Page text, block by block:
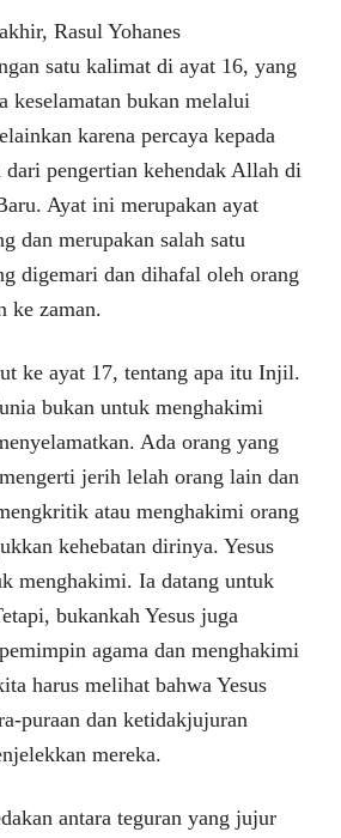
Rasul Yohanes
satu kalimat di ayat 16, yang
keselamatan bukan melalui
karena percaya kepada
pengertian kehendak Allah di
Ayat ini merupakan ayat
dan merupakan salah satu
digemari dan dihafal oleh orang
ke zaman.
ke ayat 17, tentang apa itu Injil.
bukan untuk menghakimi
Ada orang yang
jerih lelah orang lain dan
atau menghakimi orang
kehebatan dirinya. Yesus
menghakimi. Ia datang untuk
bukankah Yesus juga
agama dan menghakimi
harus melihat bahwa Yesus
puraan dan ketidakjujuran
mereka.
antara teguran yang jujur